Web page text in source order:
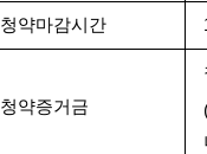
청약마감시간
청약증거금